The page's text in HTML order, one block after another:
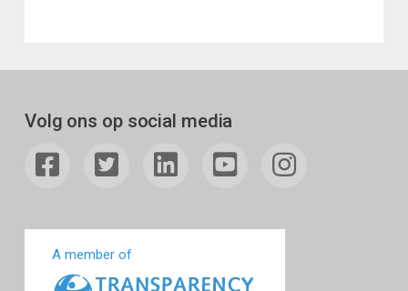
Volg ons op social media
A member of